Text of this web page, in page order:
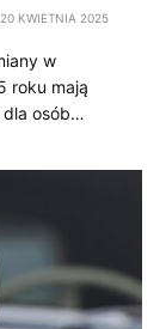
20 KWIETNIA 2025
w
roku mają
dla osób…